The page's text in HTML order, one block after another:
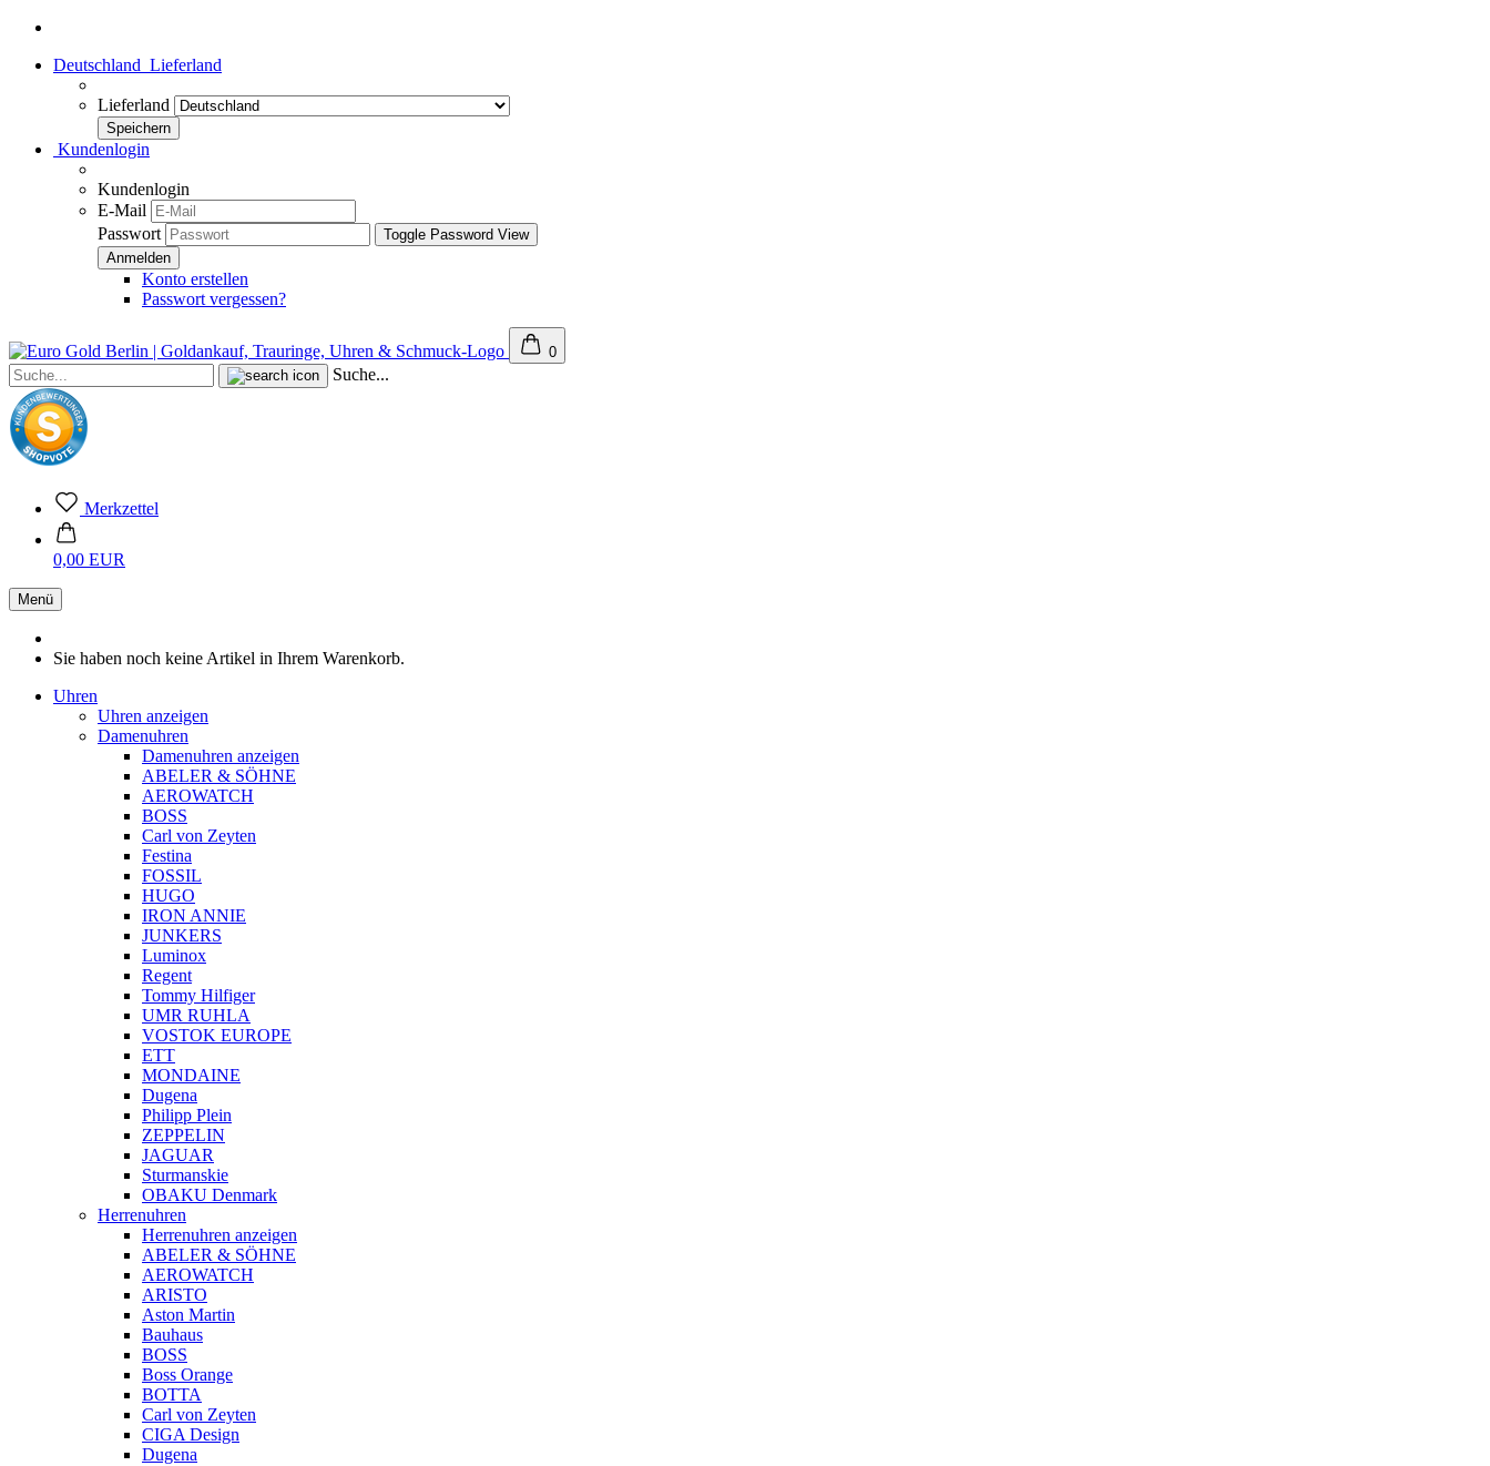
Deutschland Lieferland
Lieferland
Kundenlogin
Kundenlogin
E-Mail
Passwort
Toggle Password View
Konto erstellen
Passwort vergessen?
0
Suche...
Merkzettel
0,00 EUR
Menü
Sie haben noch keine Artikel in Ihrem Warenkorb.
Uhren
Uhren anzeigen
Damenuhren
Damenuhren anzeigen
ABELER & SÖHNE
AEROWATCH
BOSS
Carl von Zeyten
Festina
FOSSIL
HUGO
IRON ANNIE
JUNKERS
Luminox
Regent
Tommy Hilfiger
UMR RUHLA
VOSTOK EUROPE
ETT
MONDAINE
Dugena
Philipp Plein
ZEPPELIN
JAGUAR
Sturmanskie
OBAKU Denmark
Herrenuhren
Herrenuhren anzeigen
ABELER & SÖHNE
AEROWATCH
ARISTO
Aston Martin
Bauhaus
BOSS
Boss Orange
BOTTA
Carl von Zeyten
CIGA Design
Dugena